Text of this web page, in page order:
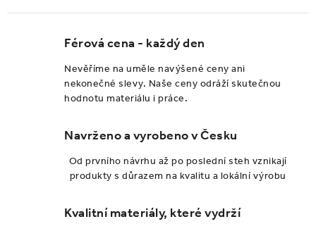
Férová cena - každý den
Nevěříme na uměle navýšené ceny ani
nekonečné slevy. Naše ceny odráží skutečnou
hodnotu materiálu i práce.
Navrženo a vyrobeno v Česku
Od prvního návrhu až po poslední steh vznikají
produkty s důrazem na kvalitu a lokální výrobu
Kvalitní materiály, které vydrží